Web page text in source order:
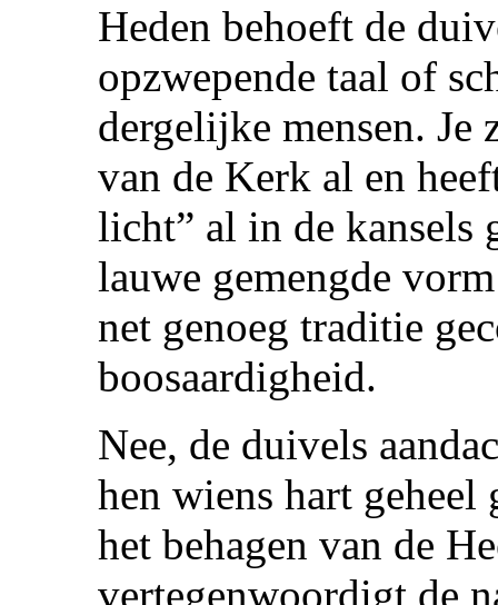
Heden behoeft de
opzwepende taal of
dergelijke mensen. Je
van de Kerk al en
licht” al in de kansels
lauwe gemengde
net genoeg traditie
boosaardigheid.
Nee, de duivels
hen wiens hart
het behagen van de
vertegenwoordigt de